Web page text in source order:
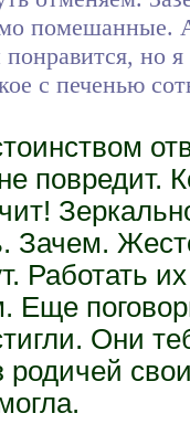
помешанные.
но
с печенью
повредит.
Зачем.
Работать
Еще
Они
родичей